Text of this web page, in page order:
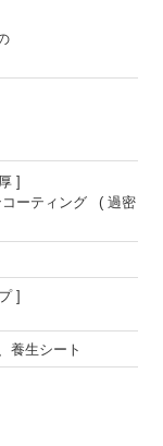
]
コーティング ( 過密
]
養生シート